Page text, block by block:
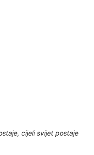
cijeli svijet postaje